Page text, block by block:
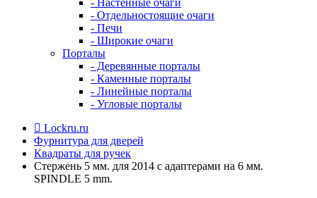
- Настенные очаги
- Отдельностоящие очаги
- Печи
- Широкие очаги
Порталы
- Деревянные порталы
- Каменные порталы
- Линейные порталы
- Угловые порталы
Lockru.ru
Фурнитура для дверей
Квадраты для ручек
Стержень 5 мм. для 2014 с адаптерами на 6 мм.
SPINDLE 5 mm.